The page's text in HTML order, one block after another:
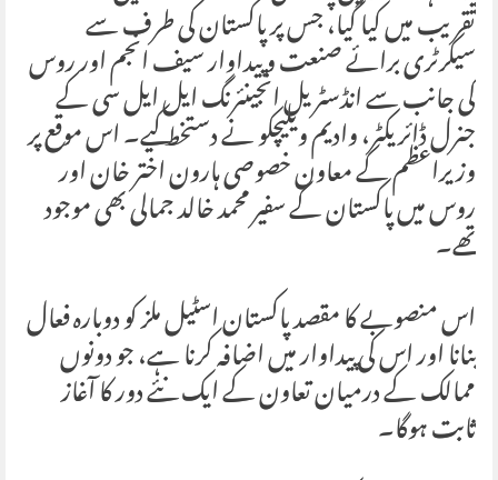
تقریب میں کیا گیا، جس پر پاکستان کی طرف سے
سیکرٹری برائے صنعت و پیداوار سیف انجم اور روس
کی جانب سے انڈسٹریل انجینئرنگ ایل ایل سی کے
جنرل ڈائریکٹر، وادیم ویلیچکو نے دستخط کیے۔ اس موقع پر
وزیراعظم کے معاون خصوصی ہارون اختر خان اور
روس میں پاکستان کے سفیر محمد خالد جمالی بھی موجود
تھے۔
اس منصوبے کا مقصد پاکستان اسٹیل ملز کو دوبارہ فعال
بنانا اور اس کی پیداوار میں اضافہ کرنا ہے، جو دونوں
ممالک کے درمیان تعاون کے ایک نئے دور کا آغاز
ثابت ہوگا۔